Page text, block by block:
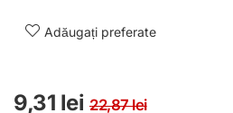
Adăugați preferate
22,87leiPrețul
9,31 lei Prețul